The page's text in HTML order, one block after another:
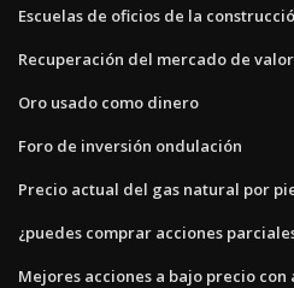
Escuelas de oficios de la
Recuperación del mercado de
Oro usado como dinero
Foro de inversión ondulación
Precio actual del gas natural por
¿puedes comprar acciones
Mejores acciones a bajo precio con